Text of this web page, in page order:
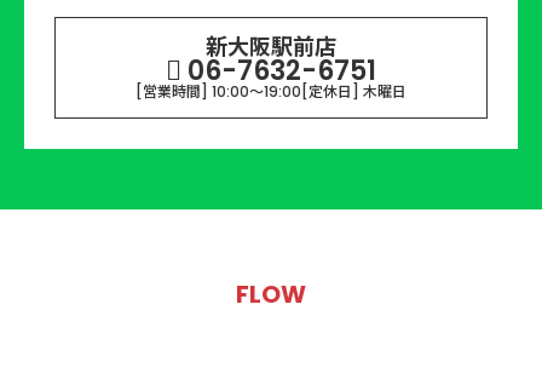
新大阪駅前店
06-7632-6751
[営業時間] 10:00～19:00 [定休日] 木曜日
FLOW